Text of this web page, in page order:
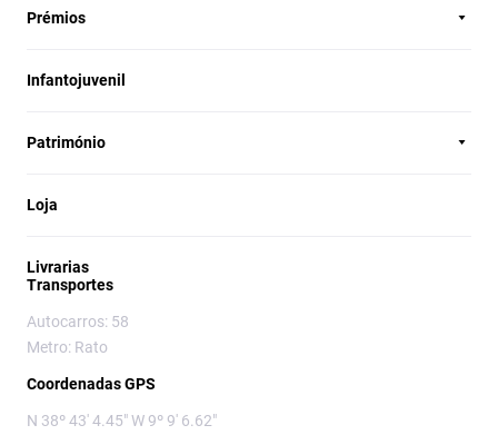
Prémios
Infantojuvenil
Património
Loja
Livrarias
Transportes
Autocarros: 58
Metro: Rato
Coordenadas GPS
N 38º 43' 4.45" W 9º 9' 6.62"